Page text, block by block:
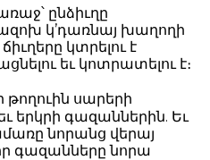
ընձիւղը
կ’դառնայ խաղողի
կտրելու է
եւ կոտրատելու է։
սարերի
երկրի գազաններին. Եւ
նորանց վերայ
գազանները նորա